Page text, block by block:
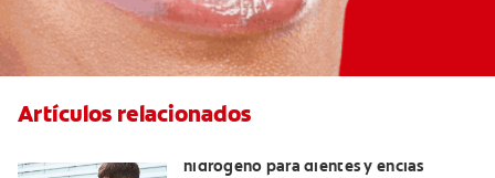
Artículos relacionados
hidrógeno para dientes y encías